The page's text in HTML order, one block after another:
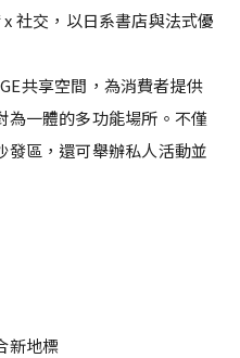
社交，以日系書店與法式優
共享空間，為消費者提供
為一體的多功能場所。不僅
發區，還可舉辦私人活動並
新地標